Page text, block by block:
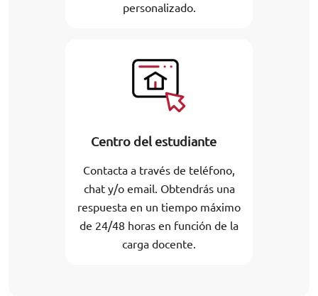
personalizado.
Centro del estudiante
Contacta a través de teléfono,
chat y/o email. Obtendrás una
respuesta en un tiempo máximo
de 24/48 horas en función de la
carga docente.